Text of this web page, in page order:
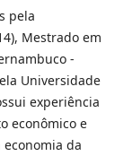
pela
Mestrado em
-
Universidade
experiência
econômico e
da